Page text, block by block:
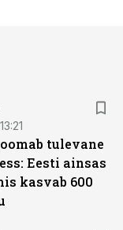
tulevane
Eesti ainsas
kasvab 600